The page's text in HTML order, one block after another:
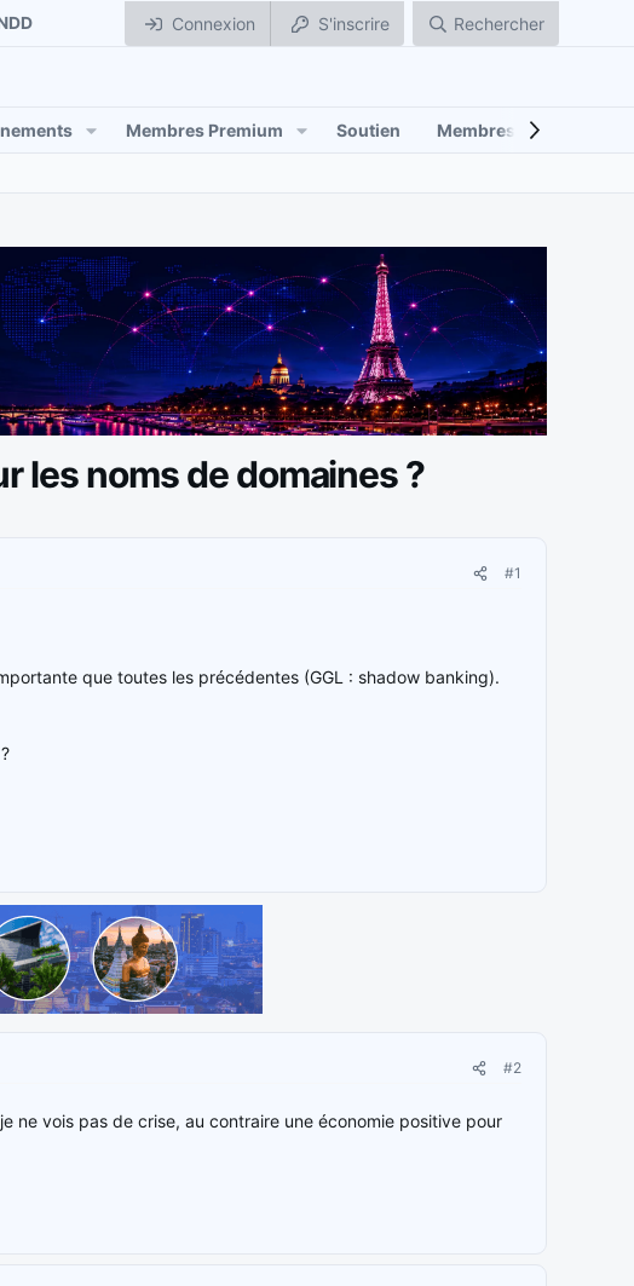
Connexion S'inscrire Rechercher
Membres Premium Soutien Membres
les noms de domaines ?
#1
que toutes les précédentes (GGL : shadow banking).
#2
ne vois pas de crise, au contraire une économie positive pour